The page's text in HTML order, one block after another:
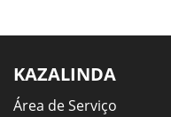
KAZALINDA
Área de Serviço